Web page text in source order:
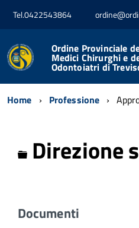
Tel.0422543864
Ordine Provinciale
Medici Chirurghi e
Odontoiatri di
Home Professione
Cartella
Direzione
Documenti